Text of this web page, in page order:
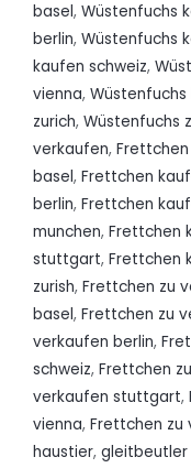
basel, Wüstenfuchs
berlin, Wüstenfuchs
kaufen schweiz,
vienna,
zurich, Wüstenfuchs
verkaufen,
basel, Frettchen
berlin, Frettchen
munchen, Frettchen
stuttgart, Frettchen
zurish, Frettchen zu
basel, Frettchen zu
verkaufen berlin,
schweiz, Frettchen
verkaufen stuttgart,
vienna, Frettchen zu
haustier, gleitbeutler